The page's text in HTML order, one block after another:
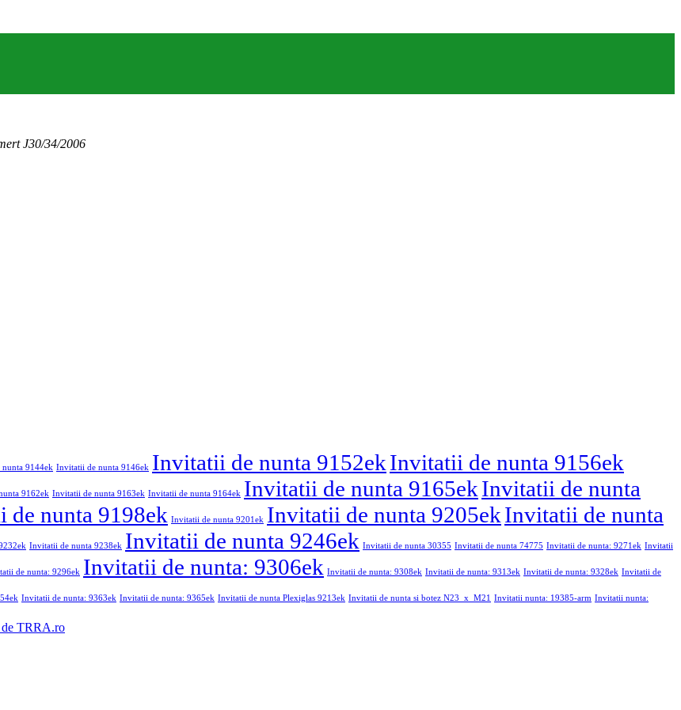
J30/34/2006
9144ek Invitatii de nunta 9146ek Invitatii de nunta 9152ekInvitatii de nunta 9156ek
9162ek Invitatii de nunta 9163ek Invitatii de nunta 9164ek Invitatii de nunta 9165ekInvitatii de nunta
de nunta 9198ek Invitatii de nunta 9201ek Invitatii de nunta 9205ekInvitatii de nunta
Invitatii de nunta 9238ek Invitatii de nunta 9246ek Invitatii de nunta 30355 Invitatii de nunta 74775 Invitatii de nunta: 9271ek Invitatii
de nunta: 9296ek Invitatii de nunta: 9306ek Invitatii de nunta: 9308ek Invitatii de nunta: 9313ek Invitatii de nunta: 9328ek Invitatii de
Invitatii de nunta: 9363ek Invitatii de nunta: 9365ek Invitatii de nunta Plexiglas 9213ek Invitatii de nunta si botez N23_x_M21 Invitatii nunta: 19385-arm Invitatii nunta:
de TRRA.ro